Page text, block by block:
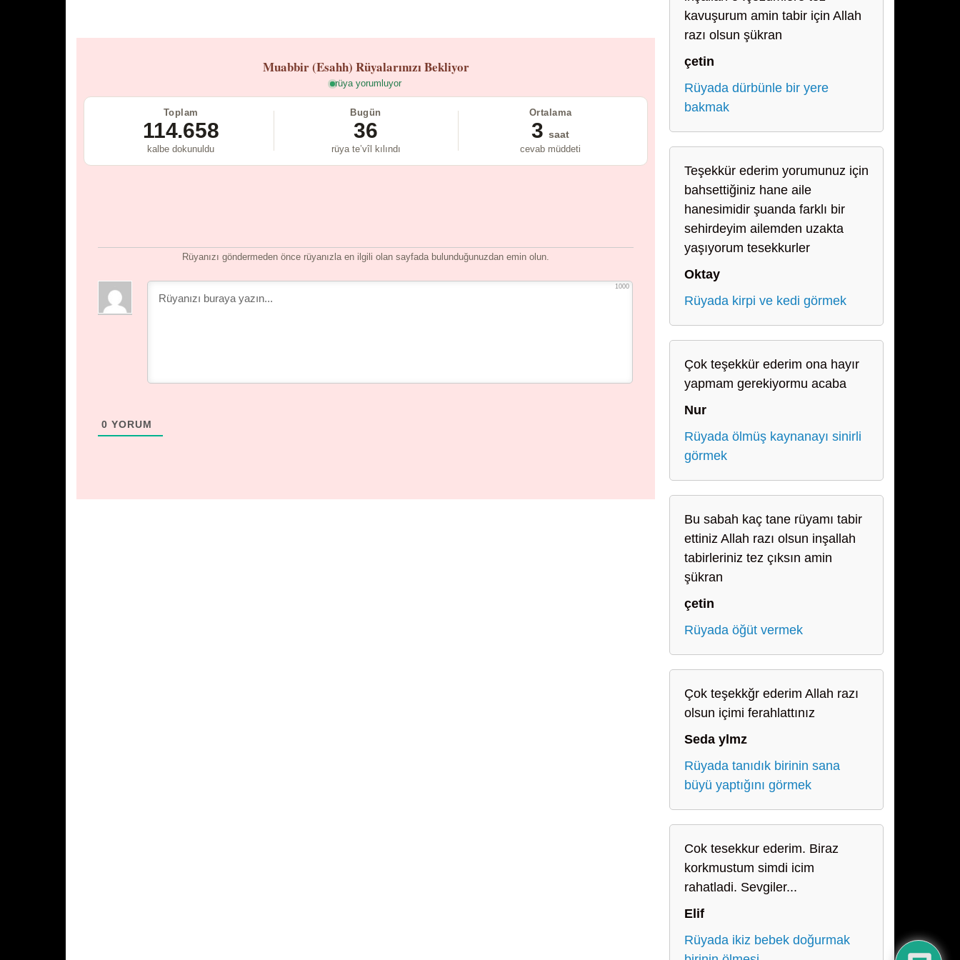
Muabbir (Esahh) Rüyalarınızı Bekliyor
rüya yorumluyor
Toplam
114.658
kalbe dokunuldu
Bugün
36
rüya te’vîl kılındı
Ortalama
3 saat
cevab müddeti
Rüyanızı göndermeden önce rüyanızla en ilgili olan sayfada bulunduğunuzdan emin olun.
1000
0 YORUM
kavuşurum amin tabir için Allah
razı olsun şükran
çetin
Rüyada dürbünle bir yere
bakmak
Teşekkür ederim yorumunuz için
bahsettiğiniz hane aile
hanesimidir şuanda farklı bir
sehirdeyim ailemden uzakta
yaşıyorum tesekkurler
Oktay
Rüyada kirpi ve kedi görmek
Çok teşekkür ederim ona hayır
yapmam gerekiyormu acaba
Nur
Rüyada ölmüş kaynanayı sinirli
görmek
Bu sabah kaç tane rüyamı tabir
ettiniz Allah razı olsun inşallah
tabirleriniz tez çıksın amin
şükran
çetin
Rüyada öğüt vermek
Çok teşekkğr ederim Allah razı
olsun içimi ferahlattınız
Seda ylmz
Rüyada tanıdık birinin sana
büyü yaptığını görmek
Cok tesekkur ederim. Biraz
korkmustum simdi icim
rahatladi. Sevgiler...
Elif
Rüyada ikiz bebek doğurmak